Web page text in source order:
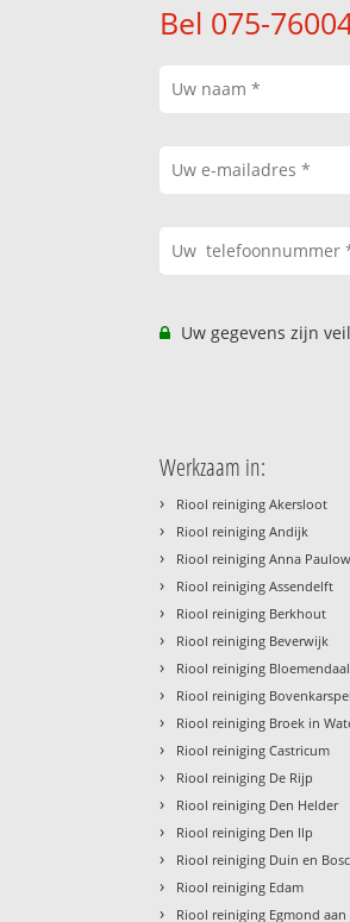
Bel 075-
Uw gegevens zijn
Werkzaam in:
› Riool reiniging Akersloot
› Riool reiniging Andijk
› Riool reiniging Anna
› Riool reiniging Assendelft
› Riool reiniging Berkhout
› Riool reiniging Beverwijk
› Riool reiniging Bloemendaal
› Riool reiniging Bovenkarspel
› Riool reiniging Broek in
› Riool reiniging Castricum
› Riool reiniging De Rijp
› Riool reiniging Den Helder
› Riool reiniging Den Ilp
› Riool reiniging Duin en
› Riool reiniging Edam
› Riool reiniging Egmond aan